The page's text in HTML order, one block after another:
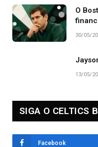
O
30/05/
13/05/
SIGA O CELTICS
Facebook